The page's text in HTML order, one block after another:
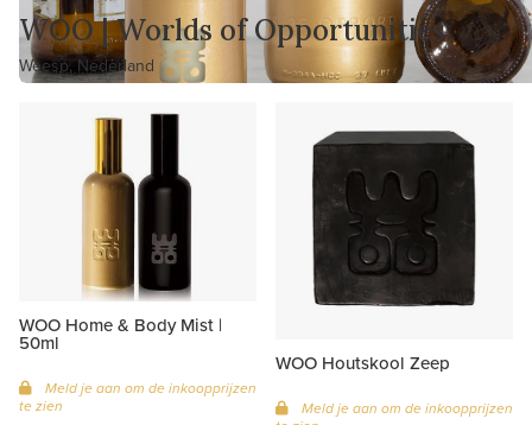
WOO | Worlds of Opportunities
Weesp, Nederland
WOO Home & Body Mist |
50ml
Meld je aan om de inkoopprijzen
te zien
WOO Houtskool Zeep
Meld je aan om de inkoopprijzen